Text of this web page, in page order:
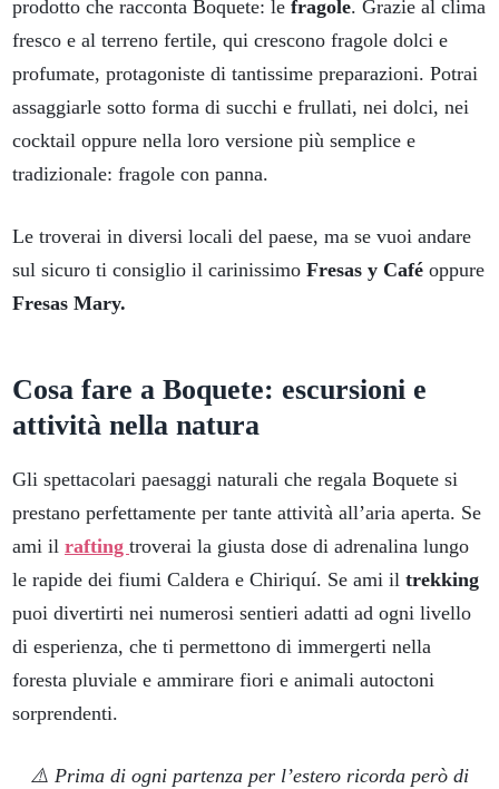
prodotto che racconta Boquete: le fragole. Grazie al clima
fresco e al terreno fertile, qui crescono fragole dolci e
profumate, protagoniste di tantissime preparazioni. Potrai
assaggiarle sotto forma di succhi e frullati, nei dolci, nei
cocktail oppure nella loro versione più semplice e
tradizionale: fragole con panna.
Le troverai in diversi locali del paese, ma se vuoi andare
sul sicuro ti consiglio il carinissimo Fresas y Café oppure
Fresas Mary.
Cosa fare a Boquete: escursioni e
attività nella natura
Gli spettacolari paesaggi naturali che regala Boquete si
prestano perfettamente per tante attività all’aria aperta. Se
ami il rafting troverai la giusta dose di adrenalina lungo
le rapide dei fiumi Caldera e Chiriquí. Se ami il trekking
puoi divertirti nei numerosi sentieri adatti ad ogni livello
di esperienza, che ti permettono di immergerti nella
foresta pluviale e ammirare fiori e animali autoctoni
sorprendenti.
⚠️ Prima di ogni partenza per l’estero ricorda però di